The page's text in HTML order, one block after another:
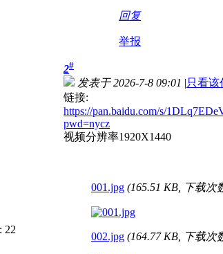
回复
举报
2#
发表于 2026-7-8 09:01 |只看该
链接:
https://pan.baidu.com/s/
pwd=nycz
视频分辨率1920X1440
001.jpg (165.51 KB, 下载次
002.jpg (164.77 KB, 下载次